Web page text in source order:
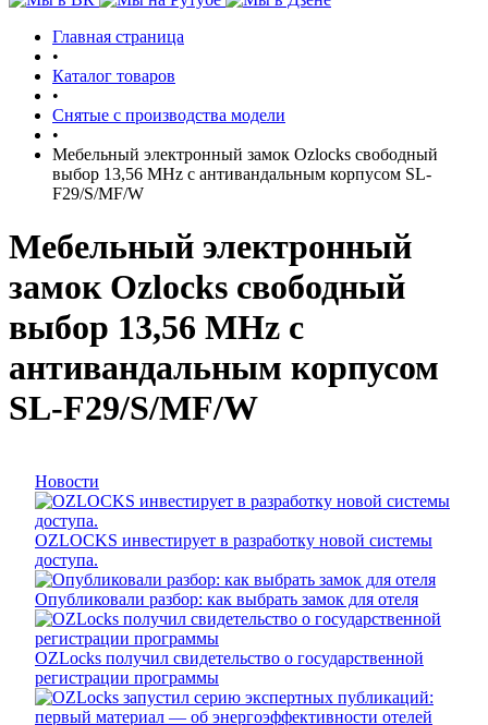
Главная страница
•
Каталог товаров
•
Снятые с производства модели
•
Мебельный электронный замок Ozlocks свободный
выбор 13,56 MHz с антивандальным корпусом SL-
F29/S/MF/W
Мебельный электронный
замок Ozlocks свободный
выбор 13,56 MHz с
антивандальным корпусом
SL-F29/S/MF/W
Новости
OZLOCKS инвестирует в разработку новой системы
доступа.
Опубликовали разбор: как выбрать замок для отеля
OZLocks получил свидетельство о государственной
регистрации программы